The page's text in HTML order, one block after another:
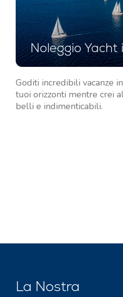
Noleggio Yacht
Goditi incredibili vacanze
tuoi orizzonti mentre crei
belli e indimenticabili.
La Nostra